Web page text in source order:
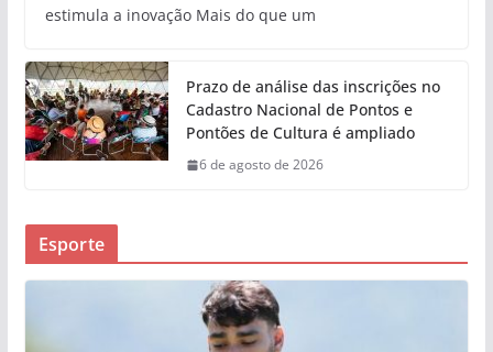
estimula a inovação Mais do que um
Prazo de análise das inscrições no
Cadastro Nacional de Pontos e
Pontões de Cultura é ampliado
6 de agosto de 2026
Esporte